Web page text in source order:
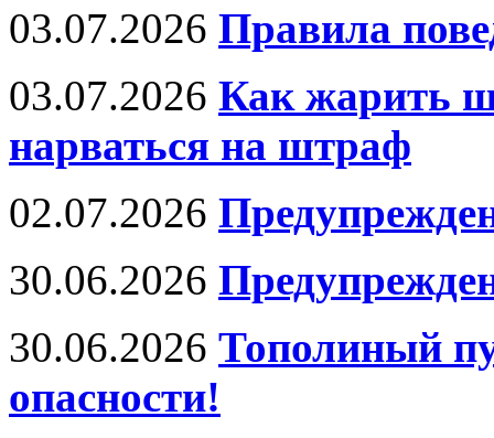
03.07.2026 Правила
03.07.2026 Как жарить
нарваться на штраф
02.07.2026
30.06.2026
30.06.2026 Тополиный
опасности!